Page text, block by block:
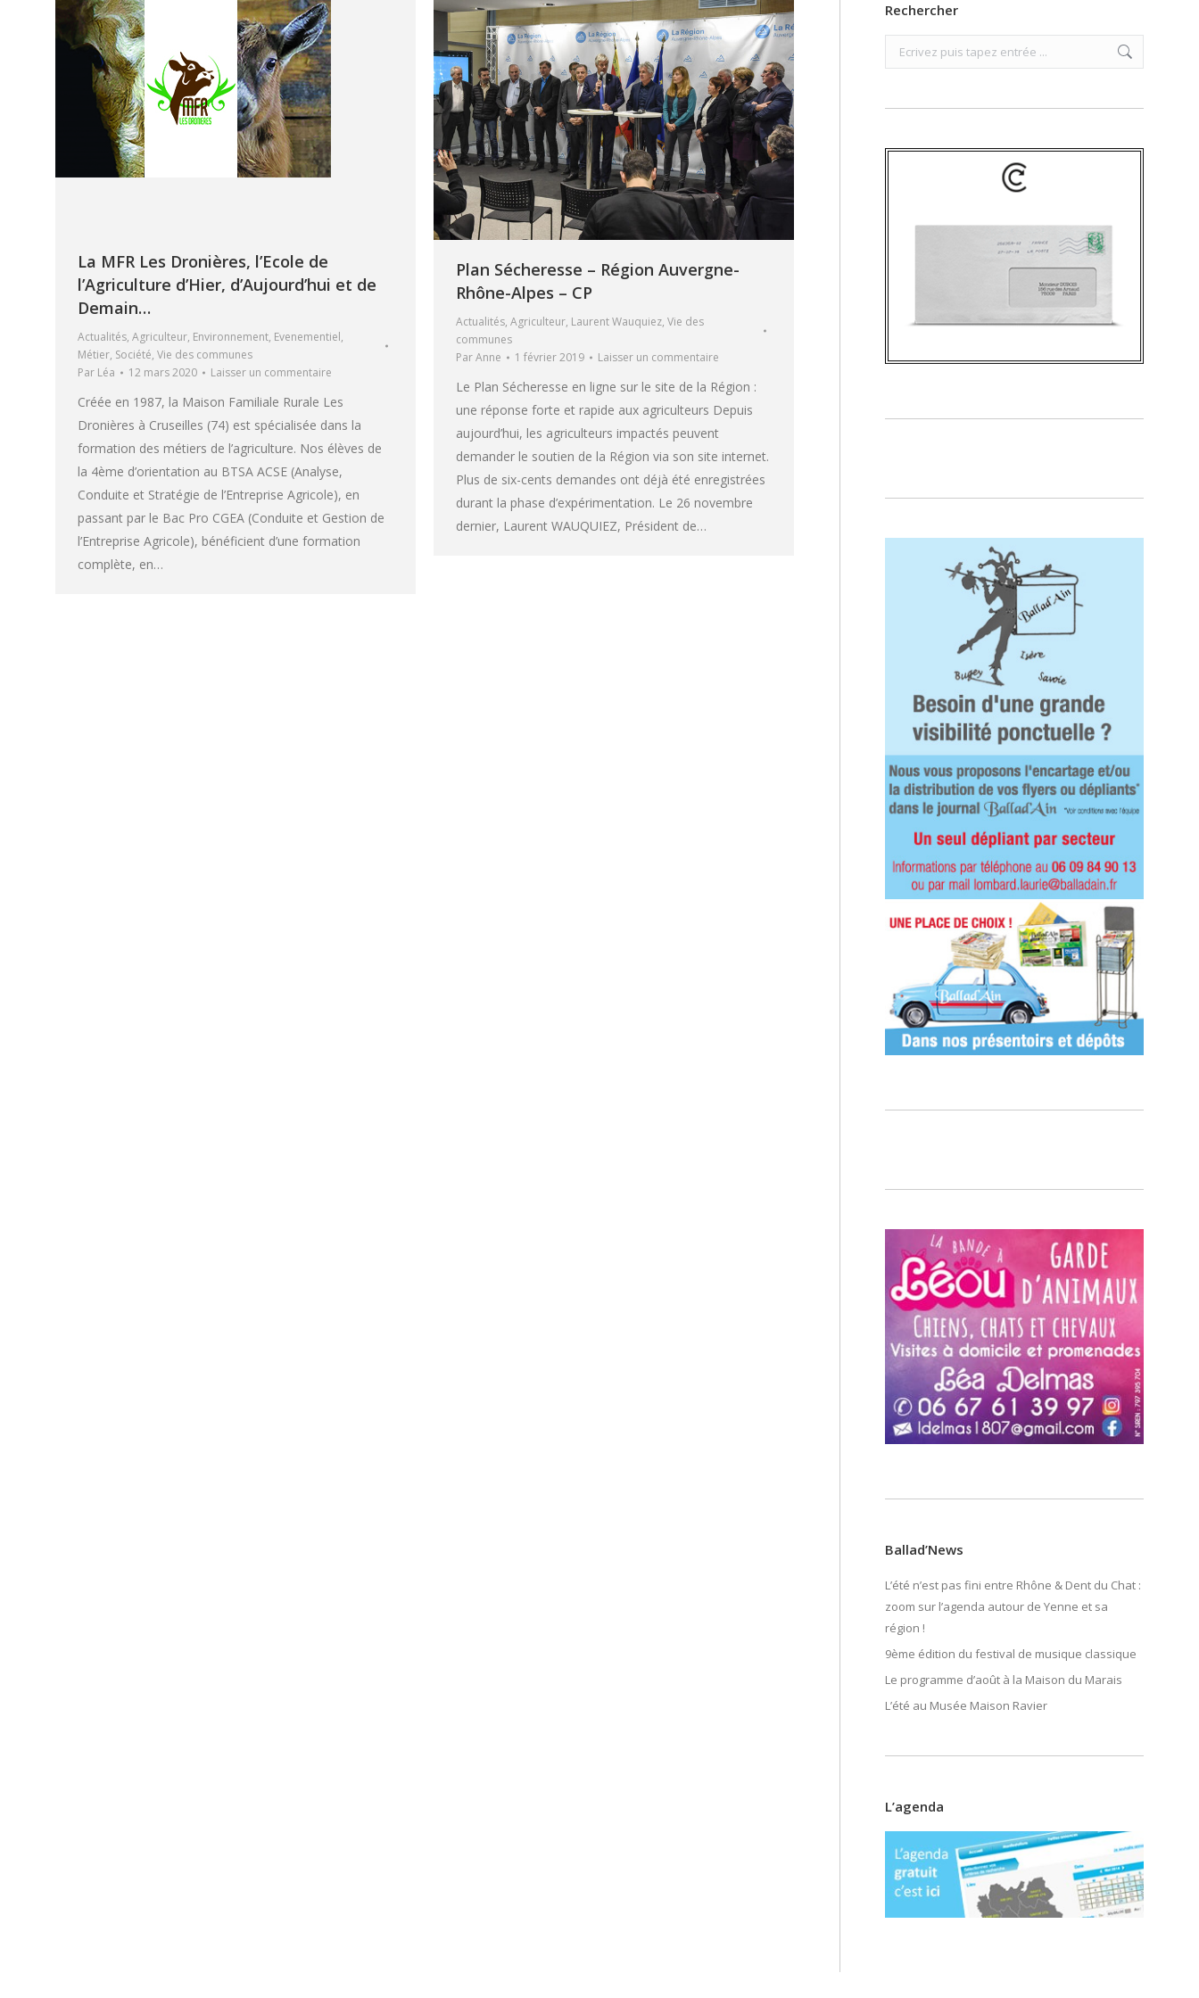
La MFR Les Dronières, l’Ecole de
l’Agriculture d’Hier, d’Aujourd’hui et de
Demain…
Actualités, Agriculteur, Environnement, Evenementiel,
Métier, Société, Vie des communes
Par Léa 12 mars 2020 Laisser un commentaire
Créée en 1987, la Maison Familiale Rurale Les
Dronières à Cruseilles (74) est spécialisée dans la
formation des métiers de l’agriculture. Nos élèves de
la 4ème d’orientation au BTSA ACSE (Analyse,
Conduite et Stratégie de l’Entreprise Agricole), en
passant par le Bac Pro CGEA (Conduite et Gestion de
l’Entreprise Agricole), bénéficient d’une formation
complète, en…
Plan Sécheresse – Région Auvergne-
Rhône-Alpes – CP
Actualités, Agriculteur, Laurent Wauquiez, Vie des
communes
ParAnne 1 février 2019 Laisser un commentaire
Le Plan Sécheresse en ligne sur le site de la Région :
une réponse forte et rapide aux agriculteurs Depuis
aujourd’hui, les agriculteurs impactés peuvent
demander le soutien de la Région via son site internet.
Plus de six-cents demandes ont déjà été enregistrées
durant la phase d’expérimentation. Le 26 novembre
dernier, Laurent WAUQUIEZ, Président de…
Rechercher
Search:
Ballad’News
L’été n’est pas fini entre Rhône & Dent du Chat :
zoom sur l’agenda autour de Yenne et sa
région !
9ème édition du festival de musique classique
Le programme d’août à la Maison du Marais
L’été au Musée Maison Ravier
L’agenda